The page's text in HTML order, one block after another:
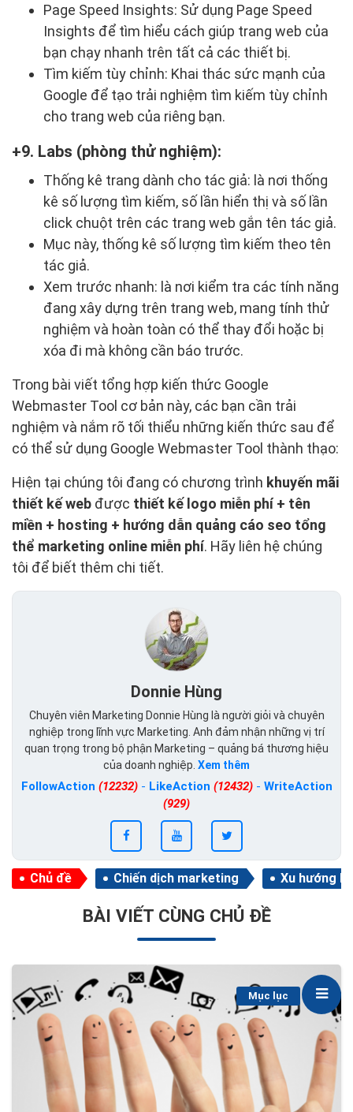
Mục lục
Page Speed Insights: Sử dụng Page Speed
Insights để tìm hiểu cách giúp trang web của
bạn chạy nhanh trên tất cả các thiết bị.
Tìm kiếm tùy chỉnh: Khai thác sức mạnh của
Google để tạo trải nghiệm tìm kiếm tùy chỉnh
cho trang web của riêng bạn.
9. Labs (phòng thử nghiệm):
Thống kê trang dành cho tác giả: là nơi thống
kê số lượng tìm kiếm, số lần hiển thị và số lần
click chuột trên các trang web gắn tên tác giả.
Mục này, thống kê số lượng tìm kiếm theo tên
tác giả.
Xem trước nhanh: là nơi kiểm tra các tính năng
đang xây dựng trên trang web, mang tính thử
nghiệm và hoàn toàn có thể thay đổi hoặc bị
xóa đi mà không cần báo trước.
Trong bài viết tổng hợp kiến thức Google
Webmaster Tool cơ bản này, các bạn cần trải
nghiệm và nắm rõ tối thiểu những kiến thức sau để
có thể sử dụng Google Webmaster Tool thành thạo:
Hiện tại chúng tôi đang có chương trình khuyến mãi
thiết kế web được thiết kế logo miễn phí + tên
miền + hosting + hướng dẫn quảng cáo seo tổng
thể marketing online miễn phí. Hãy liên hệ chúng
tôi để biết thêm chi tiết.
Donnie Hùng
Chuyên viên Marketing Donnie Hùng là người giỏi và chuyên
nghiệp trong lĩnh vực Marketing. Anh đảm nhận những vị trí
quan trọng trong bộ phận Marketing – quảng bá thương hiệu
của doanh nghiệp. Xem thêm
FollowAction (12232)- LikeAction (12432)- WriteAction
(929)
Chủ đề Chiến dịch marketing Xu hướng
BÀI VIẾT CÙNG CHỦ ĐỀ